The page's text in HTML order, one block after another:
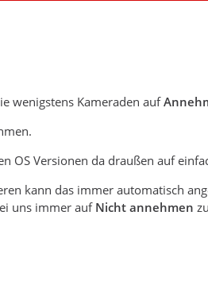
wenigstens Kameraden auf
OS Versionen da draußen auf
kann das immer automatisch
uns immer auf Nicht annehmen